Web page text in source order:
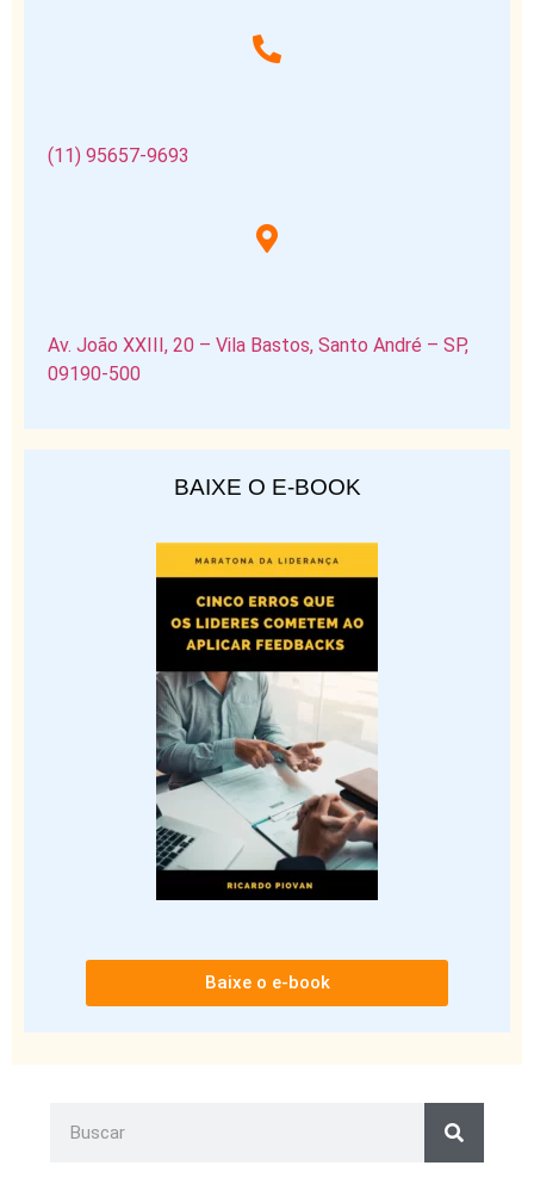
(11) 95657-9693
Av. João XXIII, 20 – Vila Bastos, Santo André – SP,
09190-500
BAIXE O E-BOOK
Baixe o e-book